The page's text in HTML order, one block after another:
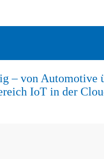
– von Automotive
IoT in der